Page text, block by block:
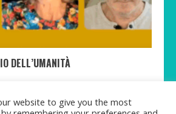
DELL’UMANITÀ
website to give you the most